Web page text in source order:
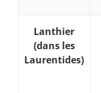
Lanthier
(dans les
Laurentides)